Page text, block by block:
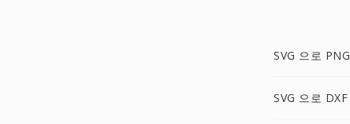
SVG 으로 PNG
SVG 으로 DXF